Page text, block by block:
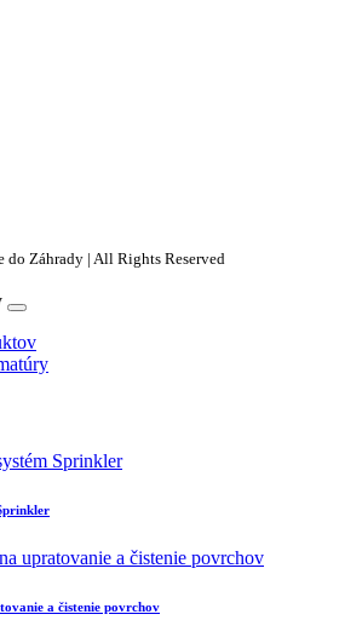
Záhrady | All Rights Reserved
a čistenie povrchov